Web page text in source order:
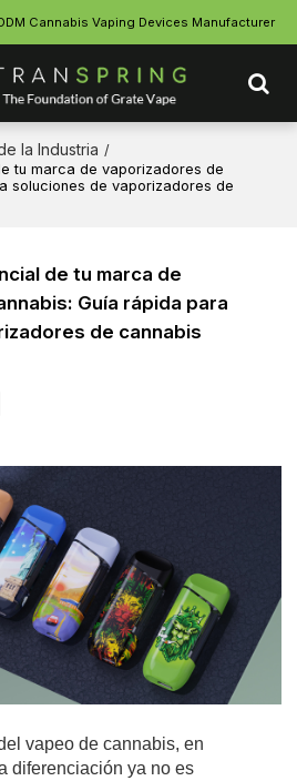
Cannabis Vaping Devices Manufacturer
la Industria /
tu marca de vaporizadores de
soluciones de vaporizadores de
de tu marca de
Guía rápida para
de cannabis
vapeo de cannabis, en
diferenciación ya no es